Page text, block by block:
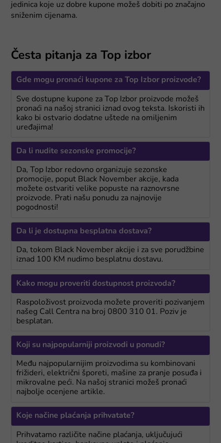
jedinica koje uz dobre kupone možeš dobiti po značajno
sniženim cijenama.
Česta pitanja za Top izbor
Gde mogu pronaći kupone za Top Izbor proizvode?
Sve dostupne kupone za Top Izbor proizvode možeš
pronaći na našoj stranici iznad ovog teksta. Iskoristi ih
kako bi ostvario dodatne uštede na omiljenim
uređajima!
Da li nudite sezonske promocije?
Da, Top Izbor redovno organizuje sezonske
promocije, poput Black November akcije, kada
možete ostvariti velike popuste na raznovrsne
proizvode. Prati našu ponudu za najnovije
pogodnosti!
Da li je dostupna besplatna dostava?
Da, tokom Black November akcije i za sve porudžbine
iznad 100 KM nudimo besplatnu dostavu.
Kako mogu proveriti dostupnost proizvoda?
Raspoloživost proizvoda možete proveriti pozivanjem
našeg Call Centra na broj 0800 310 01. Poziv je
besplatan.
Koji su najpopularniji proizvodi u ponudi?
Među najpopularnijim proizvodima su kombinovani
frižideri, električni šporeti, mašine za pranje posuđa i
mikrovalne peći. Na našoj stranici možeš pronaći
najbolje ocenjene artikle.
Koje načine plaćanja prihvatate?
Prihvatamo različite načine plaćanja, uključujući